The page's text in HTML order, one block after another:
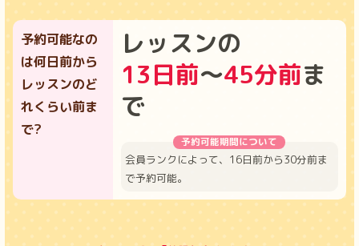
予約可能なの
は何日前から
レッスンのど
れくらい前ま
で?
レッスンの
13日前〜45分前ま
で
予約可能期間について
会員ランクによって、16日前から30分前ま
で予約可能。